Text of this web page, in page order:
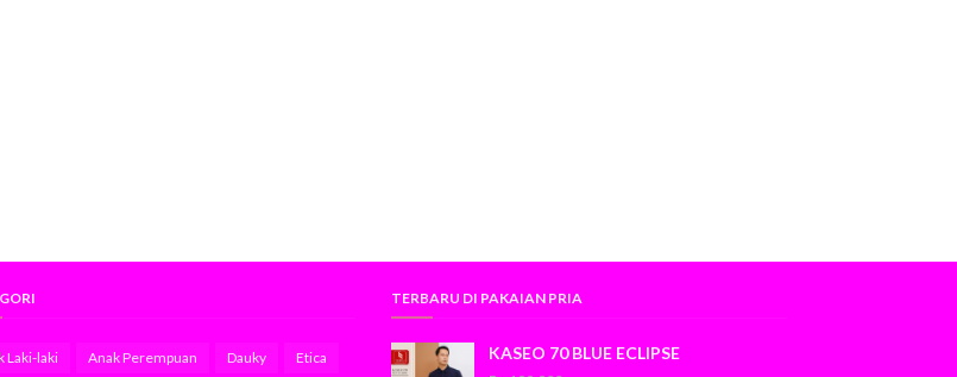
Laki-laki Anak Perempuan Dauky Etica
TERBARU DI PAKAIAN PRIA
KASEO 70 BLUE ECLIPSE